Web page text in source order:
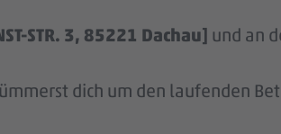
STR. 3, 85221 Dachau] und an
dich um den laufenden